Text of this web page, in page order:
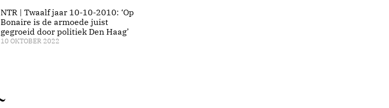
NTR | Twaalf jaar 10-10-2010: ‘Op
Bonaire is de armoede juist
gegroeid door politiek Den Haag’
10 OKTOBER 2022